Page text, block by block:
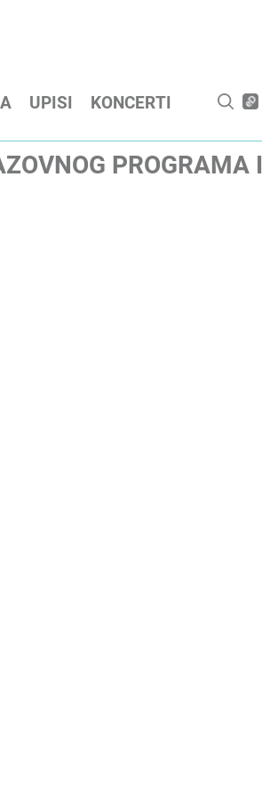
UPISI KONCERTI
PROGRAMA I